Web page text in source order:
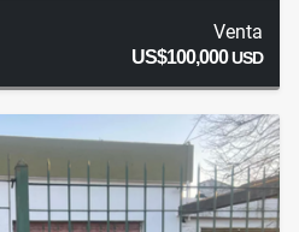
Venta
US$100,000USD